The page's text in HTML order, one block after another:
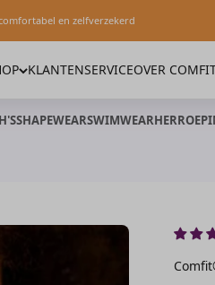
en zelfverzekerd
KLANTENSERVICEOVER
SHAPEWEARSWIMWEAR